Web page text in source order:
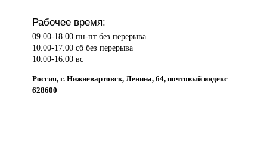
Рабочее время:
09.00-18.00 пн-пт без перерыва
10.00-17.00 сб без перерыва
10.00-16.00 вс
Россия, г. Нижневартовск, Ленина, 64, почтовый индекс
628600